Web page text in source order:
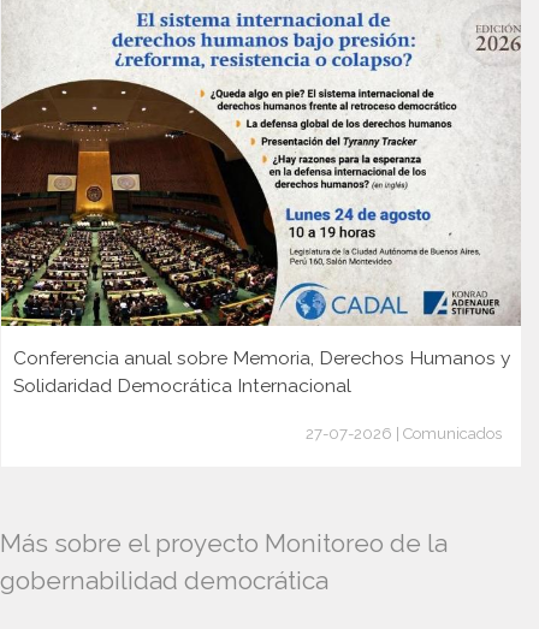
Conferencia anual sobre Memoria, Derechos Humanos y
Solidaridad Democrática Internacional
27-07-2026 | Comunicados
Más sobre el proyecto Monitoreo de la
gobernabilidad democrática